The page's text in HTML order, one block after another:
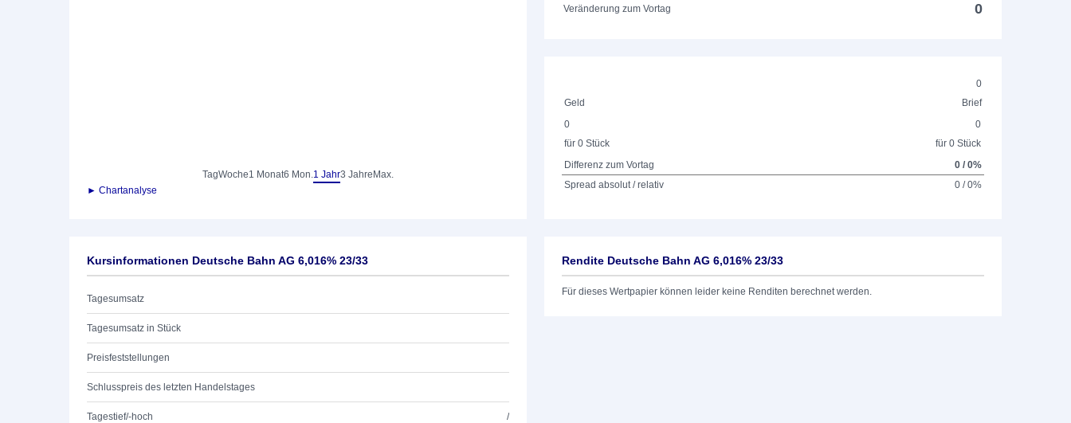
TagWoche1 Monat6 Mon.1 Jahr3 Jahre Max.
► Chartanalyse
Veränderung zum Vortag 0
0
Geld
Brief
0
für 0 Stück
0
für 0 Stück
Differenz zum Vortag
0 / 0%
Spread absolut / relativ
0 / 0%
Kursinformationen Deutsche Bahn AG 6,016% 23/33
Tagesumsatz
Tagesumsatz in Stück
Preisfeststellungen
Schlusspreis des letzten Handelstages
Tagestief/-hoch /
Rendite Deutsche Bahn AG 6,016% 23/33
Für dieses Wertpapier können leider keine Renditen berechnet werden.